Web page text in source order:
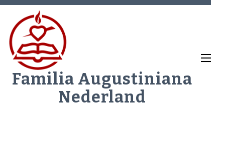
Ga
inhoud
(Druk
enter)
Familia Augustiniana
Nederland